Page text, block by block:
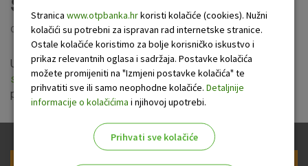
Objavljeno: 6.7.2016
Uprava OTP banke je 14.lipnja 2016. usvojilanovu kamatnu
stopu za kredite suvlasnicima stambenih zgrada
primjenjuje od 26.srpnja 2016.
Stranica www.otpbanka.hrkoristi kolačiće (cookies). Nužni
kolačići su potrebni za ispravan rad internetske stranice.
Ostale kolačiće koristimo za bolje korisničko iskustvo i
prikaz relevantnih oglasa i sadržaja. Postavke kolačića
možete promijeniti na "Izmjeni postavke kolačića" te
prihvatiti sve ili samo neophodne kolačiće. Detaljnije
informacije o kolačićima i njihovoj upotrebi.
Prihvati sve kolačiće